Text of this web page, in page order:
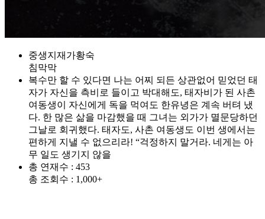
중생지재가황숙
침막막
복수만 할 수 있다면 나는 어찌 되든 상관없어 믿었던 태
자가 자신을 측비로 들이고 박대해도, 태자비가 된 사촌
여동생이 자신에게 독을 먹여도 한유녕은 계속 버텨 냈
다. 한 많은 삶을 마감했을 때 그녀는 외가가 멸문당하던
그날로 회귀했다. 태자도, 사촌 여동생도 이번 생에서는
편하게 지낼 수 없으리라! “걱정하지 말거라. 네게는 아
무 일도 생기지 않을
총 연재수 : 453
총 조회수 : 1,000+